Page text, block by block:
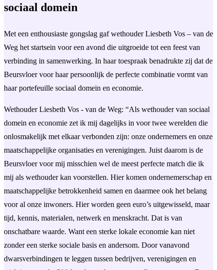
sociaal domein
Met een enthousiaste gongslag gaf wethouder Liesbeth Vos – van de
Weg het startsein voor een avond die uitgroeide tot een feest van
verbinding in samenwerking. In haar toespraak benadrukte zij dat de
Beursvloer voor haar persoonlijk de perfecte combinatie vormt van
haar portefeuille sociaal domein en economie.
Wethouder Liesbeth Vos - van de Weg: “Als wethouder van sociaal
domein en economie zet ik mij dagelijks in voor twee werelden die
onlosmakelijk met elkaar verbonden zijn: onze ondernemers en onze
maatschappelijke organisaties en verenigingen. Juist daarom is de
Beursvloer voor mij misschien wel de meest perfecte match die ik
mij als wethouder kan voorstellen. Hier komen ondernemerschap en
maatschappelijke betrokkenheid samen en daarmee ook het belang
voor al onze inwoners. Hier worden geen euro’s uitgewisseld, maar
tijd, kennis, materialen, netwerk en menskracht. Dat is van
onschatbare waarde. Want een sterke lokale economie kan niet
zonder een sterke sociale basis en andersom. Door vanavond
dwarsverbindingen te leggen tussen bedrijven, verenigingen en